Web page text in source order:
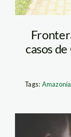
casos
Tags: Amazonía